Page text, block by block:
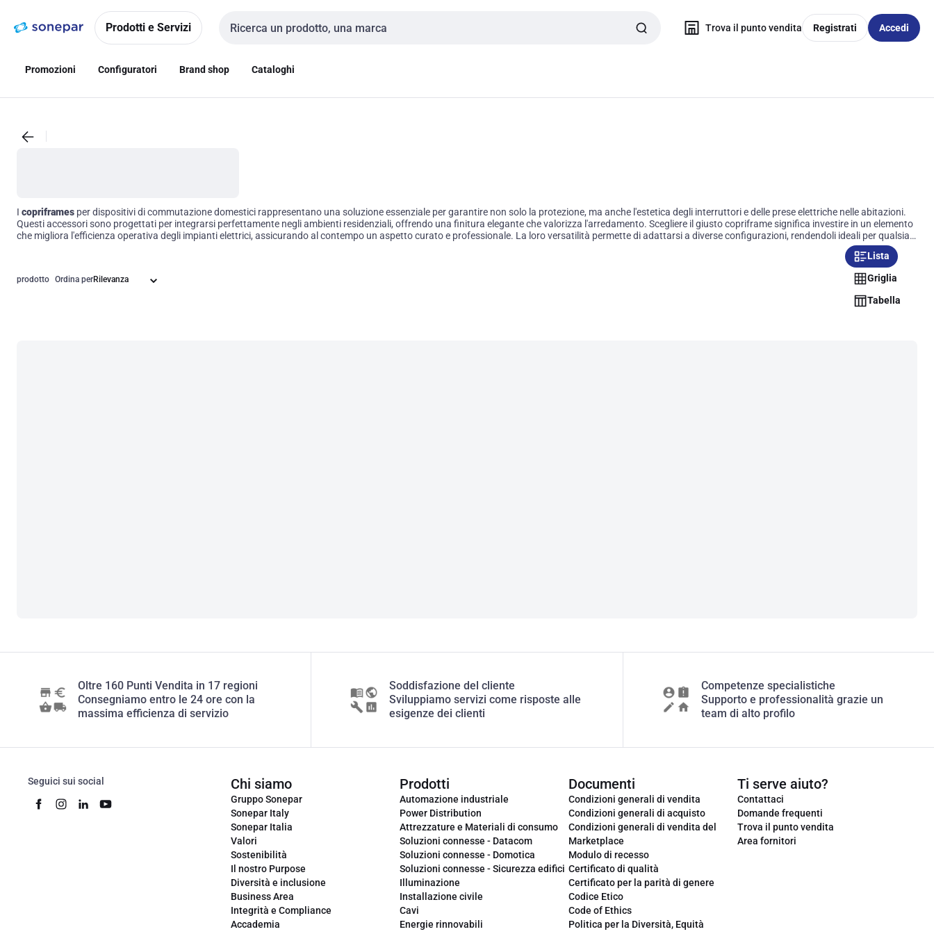
navigazionealla
Prodotti e Servizi
Cerca input
Trova il punto vendita Registrati Accedi
Promozioni Configuratori Brand shop Cataloghi
I copriframes per dispositivi di commutazione domestici rappresentano una soluzione essenziale per garantire non solo la protezione, ma anche l'estetica degli interruttori e delle prese elettriche nelle abitazioni.
Questi accessori sono progettati per integrarsi perfettamente negli ambienti residenziali, offrendo una finitura elegante che valorizza l'arredamento. Scegliere il giusto copriframe significa investire in un elemento
che migliora l'efficienza operativa degli impianti elettrici, assicurando al contempo un aspetto curato e professionale. La loro versatilità permette di adattarsi a diverse configurazioni, rendendoli ideali per qualsiasi
prodotto Ordina per
Lista
Griglia
Tabella
Oltre 160 Punti Vendita in 17 regioni
Consegniamo entro le 24 ore con la
massima efficienza di servizio
Soddisfazione del cliente
Sviluppiamo servizi come risposte alle
esigenze dei clienti
Competenze specialistiche
Supporto e professionalità grazie un
team di alto profilo
Seguici sui social Chi siamo
Gruppo Sonepar
Sonepar Italy
Sonepar Italia
Valori
Sostenibilità
Il nostro Purpose
Diversità e inclusione
Business Area
Integrità e Compliance
Accademia
Prodotti
Automazione industriale
Power Distribution
Attrezzature e Materiali di consumo
Soluzioni connesse - Datacom
Soluzioni connesse - Domotica
Soluzioni connesse - Sicurezza edifici
Illuminazione
Installazione civile
Cavi
Energie rinnovabili
Documenti
Condizioni generali di vendita
Condizioni generali di acquisto
Condizioni generali di vendita del
Marketplace
Modulo di recesso
Certificato di qualità
Certificato per la parità di genere
Codice Etico
Code of Ethics
Politica per la Diversità, Equità
Ti serve aiuto?
Contattaci
Domande frequenti
Trova il punto vendita
Area fornitori